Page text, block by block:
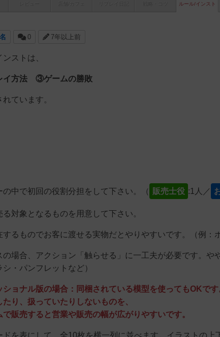
ルール/インスト
0 7年以上前
ストは、
方法 ③ゲームの勝敗
ています。
の中で初回の役割分担をして下さい。（ 販売士役 :1人／
る対象となるものを用意して下さい。
するものでお客に渡せる実物だとやりやすいです。（例：
の場合、アクション「触らせる」に一工夫が必要です。
・パンフレットなど）
ョナル版の場合：同梱されている模型を使ってもOKです
、扱っていたりしないものを、
売すると営業や販売の幅が広がりやすいです。
ドを表にして、全10枚を横一列に並べます。イラストの上